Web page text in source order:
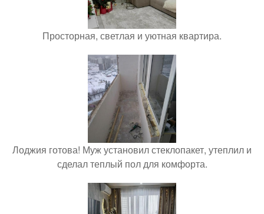
Просторная, светлая и уютная квартира.
Лоджия готова! Муж установил стеклопакет, утеплил и
сделал теплый пол для комфорта.